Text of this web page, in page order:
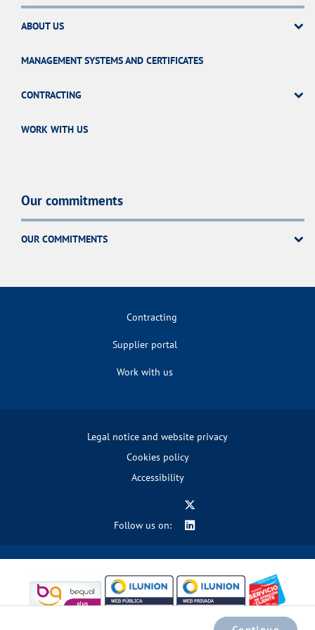
ABOUT US
MANAGEMENT SYSTEMS AND CERTIFICATES
CONTRACTING
WORK WITH US
Our commitments
OUR COMMITMENTS
Contracting
Supplier portal
Work with us
Legal notice and website privacy
Cookies policy
Accessibility
Follow us on: